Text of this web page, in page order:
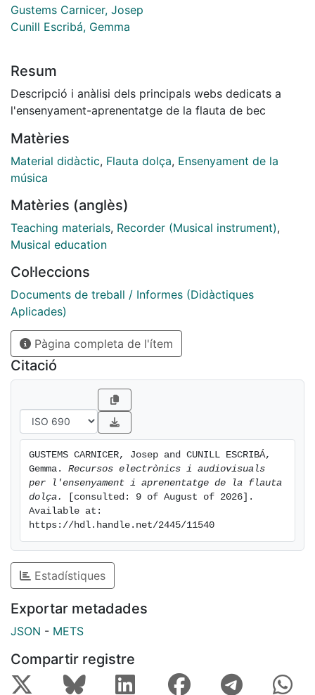
Gustems Carnicer, Josep
Cunill Escribá, Gemma
Resum
Descripció i anàlisi dels principals webs dedicats a
l'ensenyament-aprenentatge de la flauta de bec
Matèries
Material didàctic, Flauta dolça, Ensenyament de la
música
Matèries (anglès)
Teaching materials, Recorder (Musical instrument),
Musical education
Col·leccions
Documents de treball / Informes (Didàctiques
Aplicades)
Pàgina completa de l'ítem
Citació
GUSTEMS CARNICER, Josep and CUNILL ESCRIBÁ,
Gemma. Recursos electrònics i audiovisuals
per l'ensenyament i aprenentatge de la flauta
dolça.
[consulted: 9 of August of 2026].
Available at:
https://hdl.handle.net/2445/11540
Estadístiques
Exportar metadades
JSON - METS
Compartir registre